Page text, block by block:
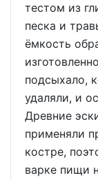
тестом из
песка и
ёмкость
подсыхало,
удаляли, и
Древние
применяли
костре,
варке пищи